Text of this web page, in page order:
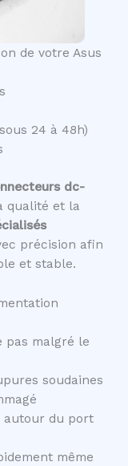
de votre Asus
24 à 48h)
dc-
qualité et la
précision afin
et stable.
pas malgré le
soudaines
autour du port
même